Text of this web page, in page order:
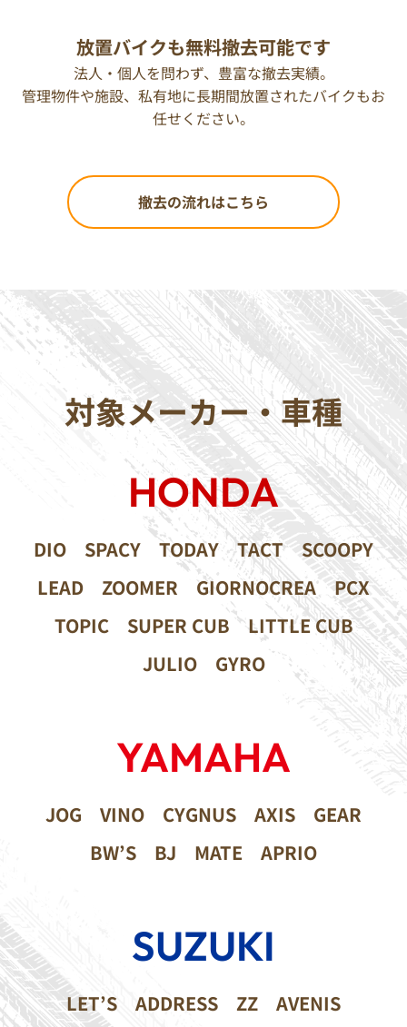
放置バイクも無料撤去可能です
法人・個人を問わず、豊富な撤去実績。
管理物件や施設、私有地に長期間放置されたバイクもお
任せください。
撤去の流れはこちら
対象メーカー・車種
HONDA
DIO SPACY TODAY TACT
SCOOPY
LEAD
ZOOMER GIORNOCREA
PCX
TOPIC
SUPER CUB
LITTLE CUB
JULIO
GYRO
YAMAHA
JOG VINO CYGNUS AXIS
GEAR
BW’S
BJ MATE APRIO
SUZUKI
LET’S ADDRESS ZZ
AVENIS